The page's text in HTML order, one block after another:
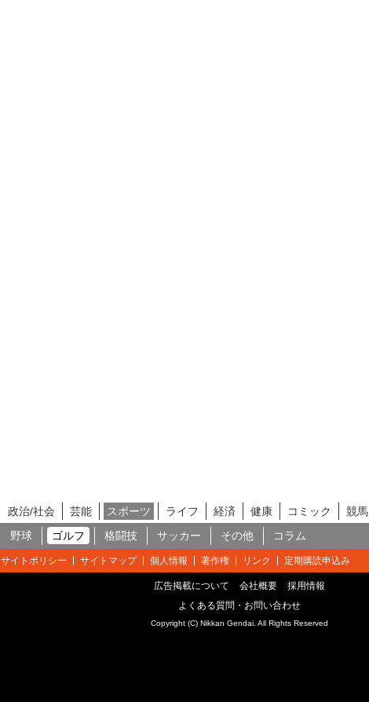
政治/社会 芸能 スポーツ ライフ 経済 健康 コミック 競馬
野球
ゴルフ 格闘技 サッカー その他 コラム
サイトポリシー サイトマップ 個人情報 著作権 リンク 定期購読申込み
広告掲載について 会社概要
採用情報
よくある質問・お問い合わせ
Copyright (C) Nikkan Gendai. All Rights Reserved